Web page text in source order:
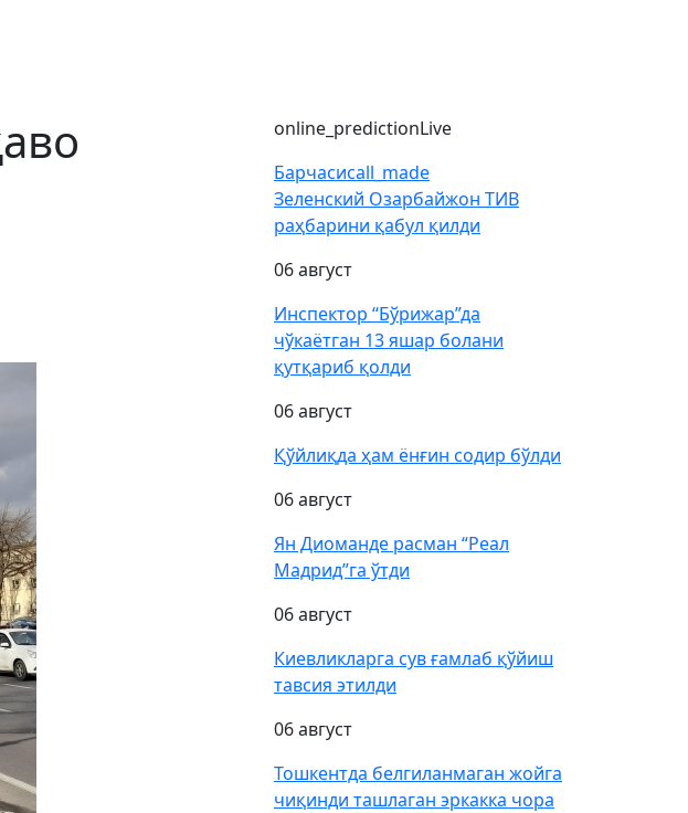
online_predictionLive
Барчасиcall_made
Зеленский Озарбайжон ТИВ
раҳбарини қабул қилди
06 август
Инспектор “Бўрижар”да
чўкаётган 13 яшар болани
қутқариб қолди
06 август
Қўйлиқда ҳам ёнғин содир бўлди
06 август
Ян Диоманде расман “Реал
Мадрид”га ўтди
06 август
Киевликларга сув ғамлаб қўйиш
тавсия этилди
06 август
Тошкентда белгиланмаган жойга
чиқинди ташлаган эркакка чора